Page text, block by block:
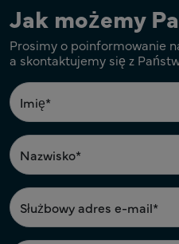
Jak możemy
Prosimy o poinformowanie
a skontaktujemy się z